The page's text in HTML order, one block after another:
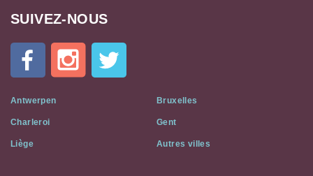
Cat
Flat
Social
Media
SUIVEZ-NOUS
Antwerpen Bruxelles
Charleroi Gent
Liège Autres villes